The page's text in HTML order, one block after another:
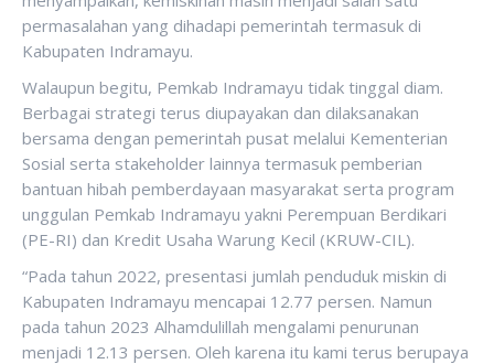
permasalahan yang dihadapi pemerintah termasuk di
Kabupaten Indramayu.
Walaupun begitu, Pemkab Indramayu tidak tinggal diam.
Berbagai strategi terus diupayakan dan dilaksanakan
bersama dengan pemerintah pusat melalui Kementerian
Sosial serta stakeholder lainnya termasuk pemberian
bantuan hibah pemberdayaan masyarakat serta program
unggulan Pemkab Indramayu yakni Perempuan Berdikari
(PE-RI) dan Kredit Usaha Warung Kecil (KRUW-CIL).
“Pada tahun 2022, presentasi jumlah penduduk miskin di
Kabupaten Indramayu mencapai 12.77 persen. Namun
pada tahun 2023 Alhamdulillah mengalami penurunan
menjadi 12.13 persen. Oleh karena itu kami terus berupaya